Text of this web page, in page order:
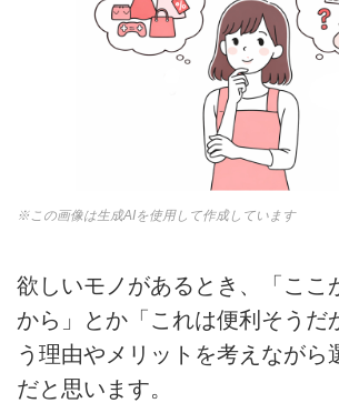
※この画像は生成AIを使用して作成しています
欲しいモノがあるとき、「ここ
から」とか「これは便利そうだ
う理由やメリットを考えながら
だと思います。